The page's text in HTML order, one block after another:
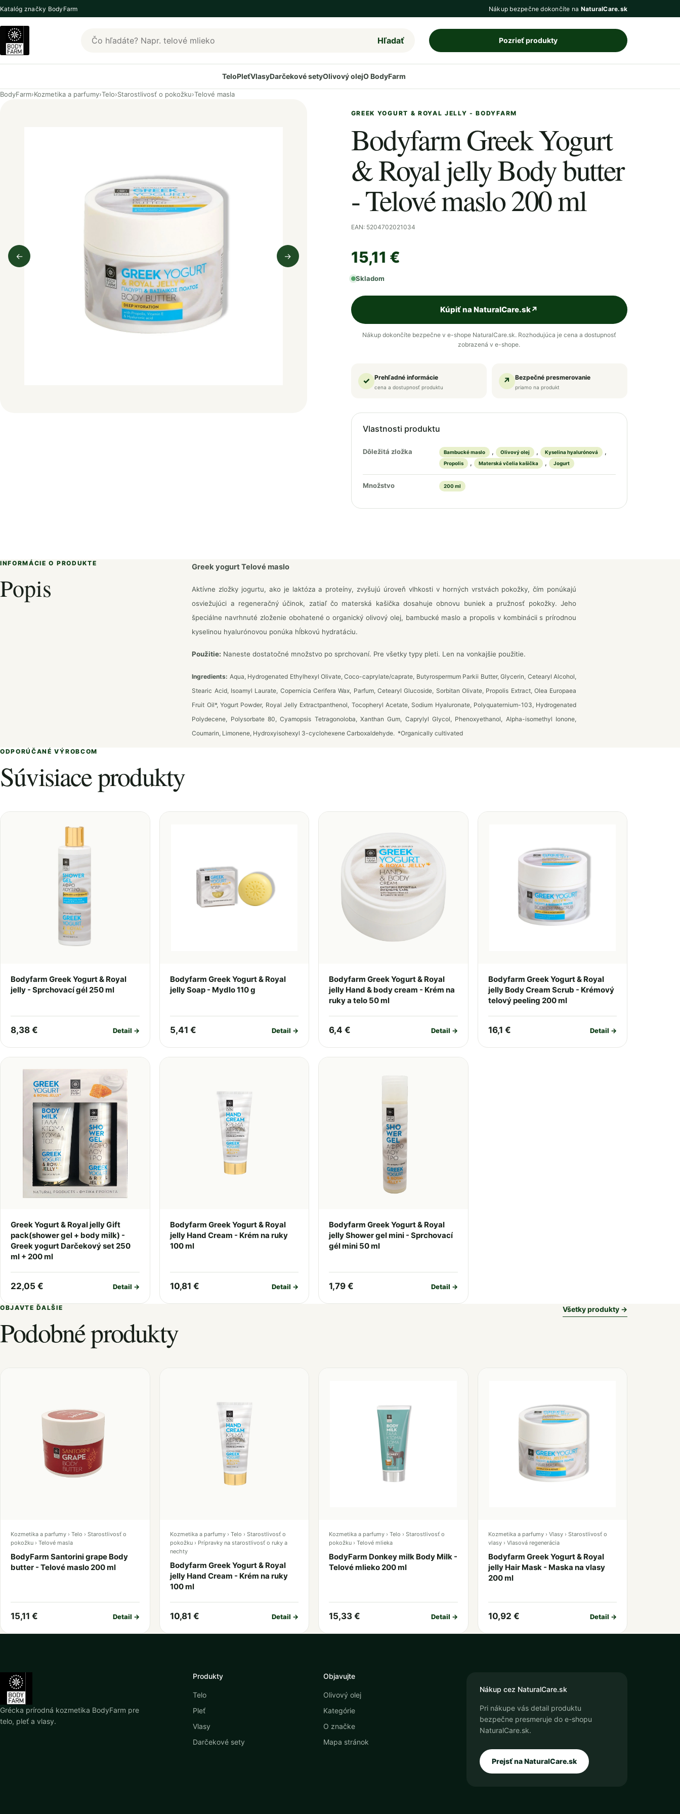
Katalóg značky BodyFarm Nákup bezpečne dokončíte na NaturalCare.sk
Hľadať produkty BodyFarm
Hľadať Pozrieť produkty
TeloPleťVlasyDarčekové setyOlivový olejO BodyFarm
BodyFarm›Kozmetika a parfumy›Telo›Starostlivosť o pokožku›Telové masla
←
Predchádzajúci obrázok
→
Nasledujúci obrázok
GREEK YOGURT & ROYAL JELLY - BODYFARM
Bodyfarm Greek Yogurt
& Royal jelly Body butter
- Telové maslo 200 ml
EAN: 5204702021034
15,11 €
Skladom
Kúpiť na NaturalCare.sk↗
Nákup dokončíte bezpečne v e-shope NaturalCare.sk. Rozhodujúca je cena a dostupnosť
zobrazená v e-shope.
✓ Prehľadné informácie
cena a dostupnosť produktu
↗ Bezpečné presmerovanie
priamo na produkt
Vlastnosti produktu
Dôležitá zložka Bambucké maslo , Olivový olej , Kyselina hyalurónová ,
Propolis , Materská včelia kašička , Jogurt
Množstvo 200 ml
INFORMÁCIE O PRODUKTE
Popis
Greek yogurt Telové maslo
Aktívne zložky jogurtu, ako je laktóza a proteíny, zvyšujú úroveň vlhkosti v horných vrstvách pokožky, čím ponúkajú
osviežujúci a regeneračný účinok, zatiaľ čo materská kašička dosahuje obnovu buniek a pružnosť pokožky. Jeho
špeciálne navrhnuté zloženie obohatené o organický olivový olej, bambucké maslo a propolis v kombinácii s prírodnou
kyselinou hyalurónovou ponúka hĺbkovú hydratáciu.
Použitie: Naneste dostatočné množstvo po sprchovaní. Pre všetky typy pleti. Len na vonkajšie použitie.
Ingredients: Aqua, Hydrogenated Ethylhexyl Olivate, Coco-caprylate/caprate, Butyrospermum Parkii Butter, Glycerin, Cetearyl Alcohol,
Stearic Acid, Isoamyl Laurate, Copernicia Cerifera Wax, Parfum, Cetearyl Glucoside, Sorbitan Olivate, Propolis Extract, Olea Europaea
Fruit Oil*, Yogurt Powder, Royal Jelly Extractpanthenol, Tocopheryl Acetate, Sodium Hyaluronate, Polyquaternium-103, Hydrogenated
Polydecene, Polysorbate 80, Cyamopsis Tetragonoloba, Xanthan Gum, Caprylyl Glycol, Phenoxyethanol, Alpha-isomethyl Ionone,
Coumarin, Limonene, Hydroxyisohexyl 3-cyclohexene Carboxaldehyde. *Organically cultivated
ODPORÚČANÉ VÝROBCOM
Súvisiace produkty
Bodyfarm Greek Yogurt & Royal
jelly - Sprchovací gél 250 ml
8,38 € Detail →
Bodyfarm Greek Yogurt & Royal
jelly Soap - Mydlo 110 g
5,41 € Detail →
Bodyfarm Greek Yogurt & Royal
jelly Hand & body cream - Krém na
ruky a telo 50 ml
6,4 € Detail →
Bodyfarm Greek Yogurt & Royal
jelly Body Cream Scrub - Krémový
telový peeling 200 ml
16,1 € Detail →
Greek Yogurt & Royal jelly Gift
pack(shower gel + body milk) -
Greek yogurt Darčekový set 250
ml + 200 ml
22,05 € Detail →
Bodyfarm Greek Yogurt & Royal
jelly Hand Cream - Krém na ruky
100 ml
10,81 € Detail →
Bodyfarm Greek Yogurt & Royal
jelly Shower gel mini - Sprchovací
gél mini 50 ml
1,79 € Detail →
OBJAVTE ĎALŠIE
Podobné produkty
Všetky produkty →
Kozmetika a parfumy › Telo › Starostlivosť o
pokožku › Telové masla
BodyFarm Santorini grape Body
butter - Telové maslo 200 ml
15,11 € Detail →
Kozmetika a parfumy › Telo › Starostlivosť o
pokožku › Prípravky na starostlivosť o ruky a
nechty
Bodyfarm Greek Yogurt & Royal
jelly Hand Cream - Krém na ruky
100 ml
10,81 € Detail →
Kozmetika a parfumy › Telo › Starostlivosť o
pokožku › Telové mlieka
BodyFarm Donkey milk Body Milk -
Telové mlieko 200 ml
15,33 € Detail →
Kozmetika a parfumy › Vlasy › Starostlivosť o
vlasy › Vlasová regenerácia
Bodyfarm Greek Yogurt & Royal
jelly Hair Mask - Maska na vlasy
200 ml
10,92 € Detail →
Grécka prírodná kozmetika BodyFarm pre
telo, pleť a vlasy.
Produkty
Telo
Pleť
Vlasy
Darčekové sety
Objavujte
Olivový olej
Kategórie
O značke
Mapa stránok
Nákup cez NaturalCare.sk
Pri nákupe vás detail produktu
bezpečne presmeruje do e-shopu
NaturalCare.sk.
Prejsť na NaturalCare.sk